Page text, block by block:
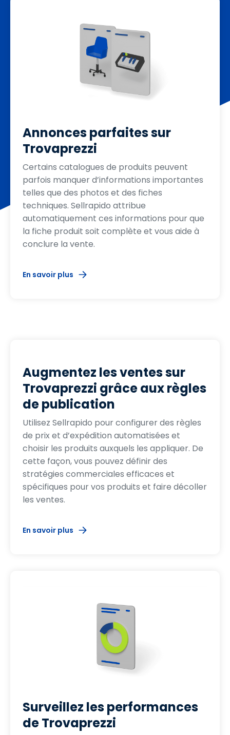
Annonces parfaites sur
Trovaprezzi
Certains catalogues de produits peuvent
parfois manquer d’informations importantes
telles que des photos et des fiches
techniques. Sellrapido attribue
automatiquement ces informations pour que
la fiche produit soit complète et vous aide à
conclure la vente.
En savoir plus
Augmentez les ventes sur
Trovaprezzi grâce aux règles
de publication
Utilisez Sellrapido pour configurer des règles
de prix et d’expédition automatisées et
choisir les produits auxquels les appliquer. De
cette façon, vous pouvez définir des
stratégies commerciales efficaces et
spécifiques pour vos produits et faire décoller
les ventes.
En savoir plus
Surveillez les performances
de Trovaprezzi